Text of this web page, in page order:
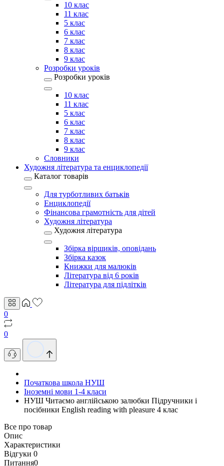
10 клас
11 клас
5 клас
6 клас
7 клас
8 клас
9 клас
Розробки уроків
Розробки уроків
10 клас
11 клас
5 клас
6 клас
7 клас
8 клас
9 клас
Словники
Художня література та енциклопедії
Каталог товарів
Для турботливих батьків
Енциклопедії
Фінансова грамотність для дітей
Художня література
Художня література
Збірка віршиків, оповідань
Збірка казок
Книжки для малюків
Література від 6 років
Література для підлітків
0
0
Початкова школа НУШ
Іноземні мови 1-4 класи
НУШ Читаємо англійською залюбки Пiдручники i
посiбники English reading with pleasure 4 клас
Все про товар
Опис
Характеристики
Відгуки 0
Питання0